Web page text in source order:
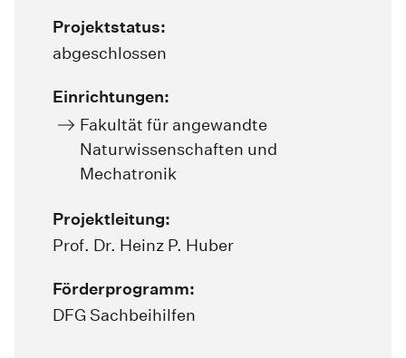
Projektstatus:
abgeschlossen
Einrichtungen:
Fakultät für angewandte
Naturwissenschaften und
Mechatronik
Projektleitung:
Prof. Dr. Heinz P. Huber
Förderprogramm:
DFG Sachbeihilfen